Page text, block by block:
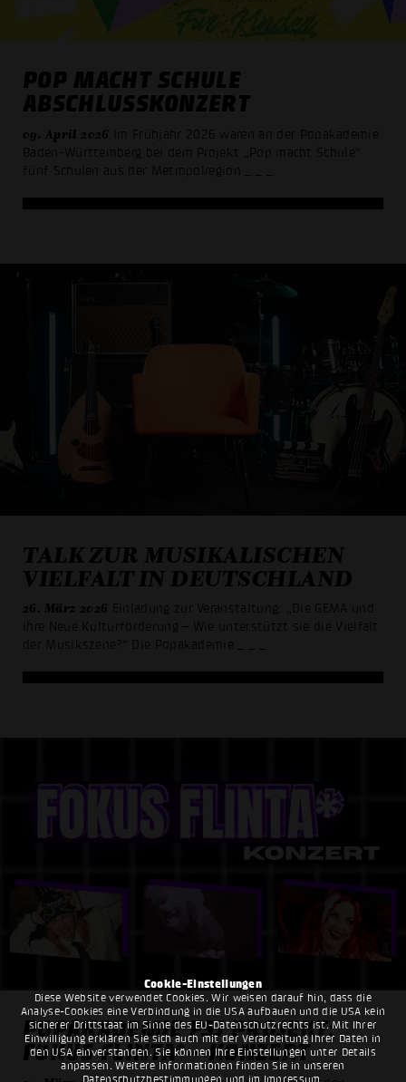
Cookie-Einstellungen
Diese Website verwendet Cookies. Wir weisen darauf hin, dass die
Analyse-Cookies eine Verbindung in die USA aufbauen und die USA kein
sicherer Drittstaat im Sinne des EU-Datenschutzrechts ist. Mit Ihrer
Einwilligung erklären Sie sich auch mit der Verarbeitung Ihrer Daten in
den USA einverstanden. Sie können Ihre Einstellungen unter Details
anpassen. Weitere Informationen finden Sie in unseren
Datenschutzbestimmungen und im Impressum.
POP MACHT SCHULE
ABSCHLUSSKONZERT
09. April 2026
Im Frühjahr 2026 waren an der Popakademie
Baden-Württemberg bei dem Projekt „Pop macht Schule“
fünf Schulen aus der Metropolregion
TALK ZUR MUSIKALISCHEN
VIELFALT IN DEUTSCHLAND
26. März 2026 Einladung zur Veranstaltung: „Die GEMA und
ihre Neue Kulturförderung – Wie unterstützt sie die Vielfalt
der Musikszene?“ Die Popakademie
POPAKADEMIE FSJ PROJEKT:
FOKUS FLINTA* - KONZERT